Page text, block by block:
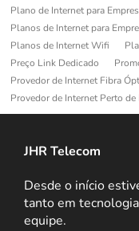
Plano de Internet para
Planos de Internet para
Planos de Internet Wifi
Preço Link Dedicado
Provedor de Internet Fibra
Provedor de Internet Perto de
JHR Telecom
Desde o início
tanto em
equipe.